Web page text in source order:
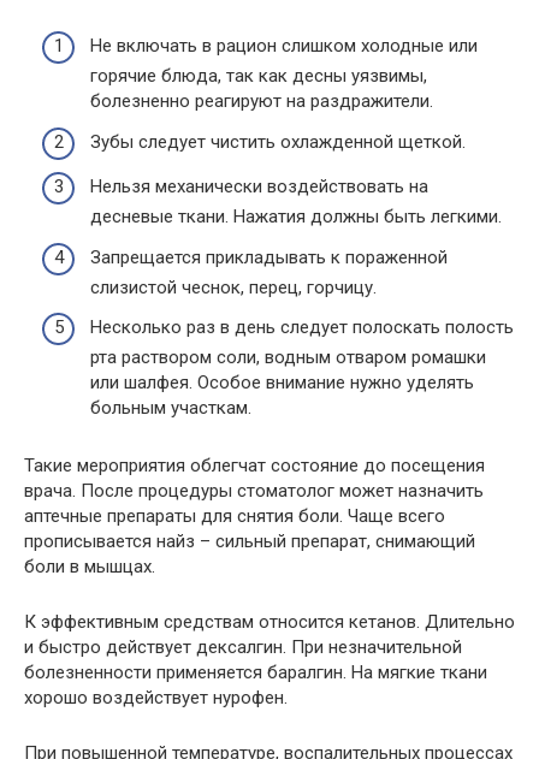
Не включать в рацион слишком холодные или
горячие блюда, так как десны уязвимы,
болезненно реагируют на раздражители.
Зубы следует чистить охлажденной щеткой.
Нельзя механически воздействовать на
десневые ткани. Нажатия должны быть легкими.
Запрещается прикладывать к пораженной
слизистой чеснок, перец, горчицу.
Несколько раз в день следует полоскать полость
рта раствором соли, водным отваром ромашки
или шалфея. Особое внимание нужно уделять
больным участкам.
Такие мероприятия облегчат состояние до посещения
врача. После процедуры стоматолог может назначить
аптечные препараты для снятия боли. Чаще всего
прописывается найз – сильный препарат, снимающий
боли в мышцах.
К эффективным средствам относится кетанов. Длительно
и быстро действует дексалгин. При незначительной
болезненности применяется баралгин. На мягкие ткани
хорошо воздействует нурофен.
При повышенной температуре, воспалительных процессах